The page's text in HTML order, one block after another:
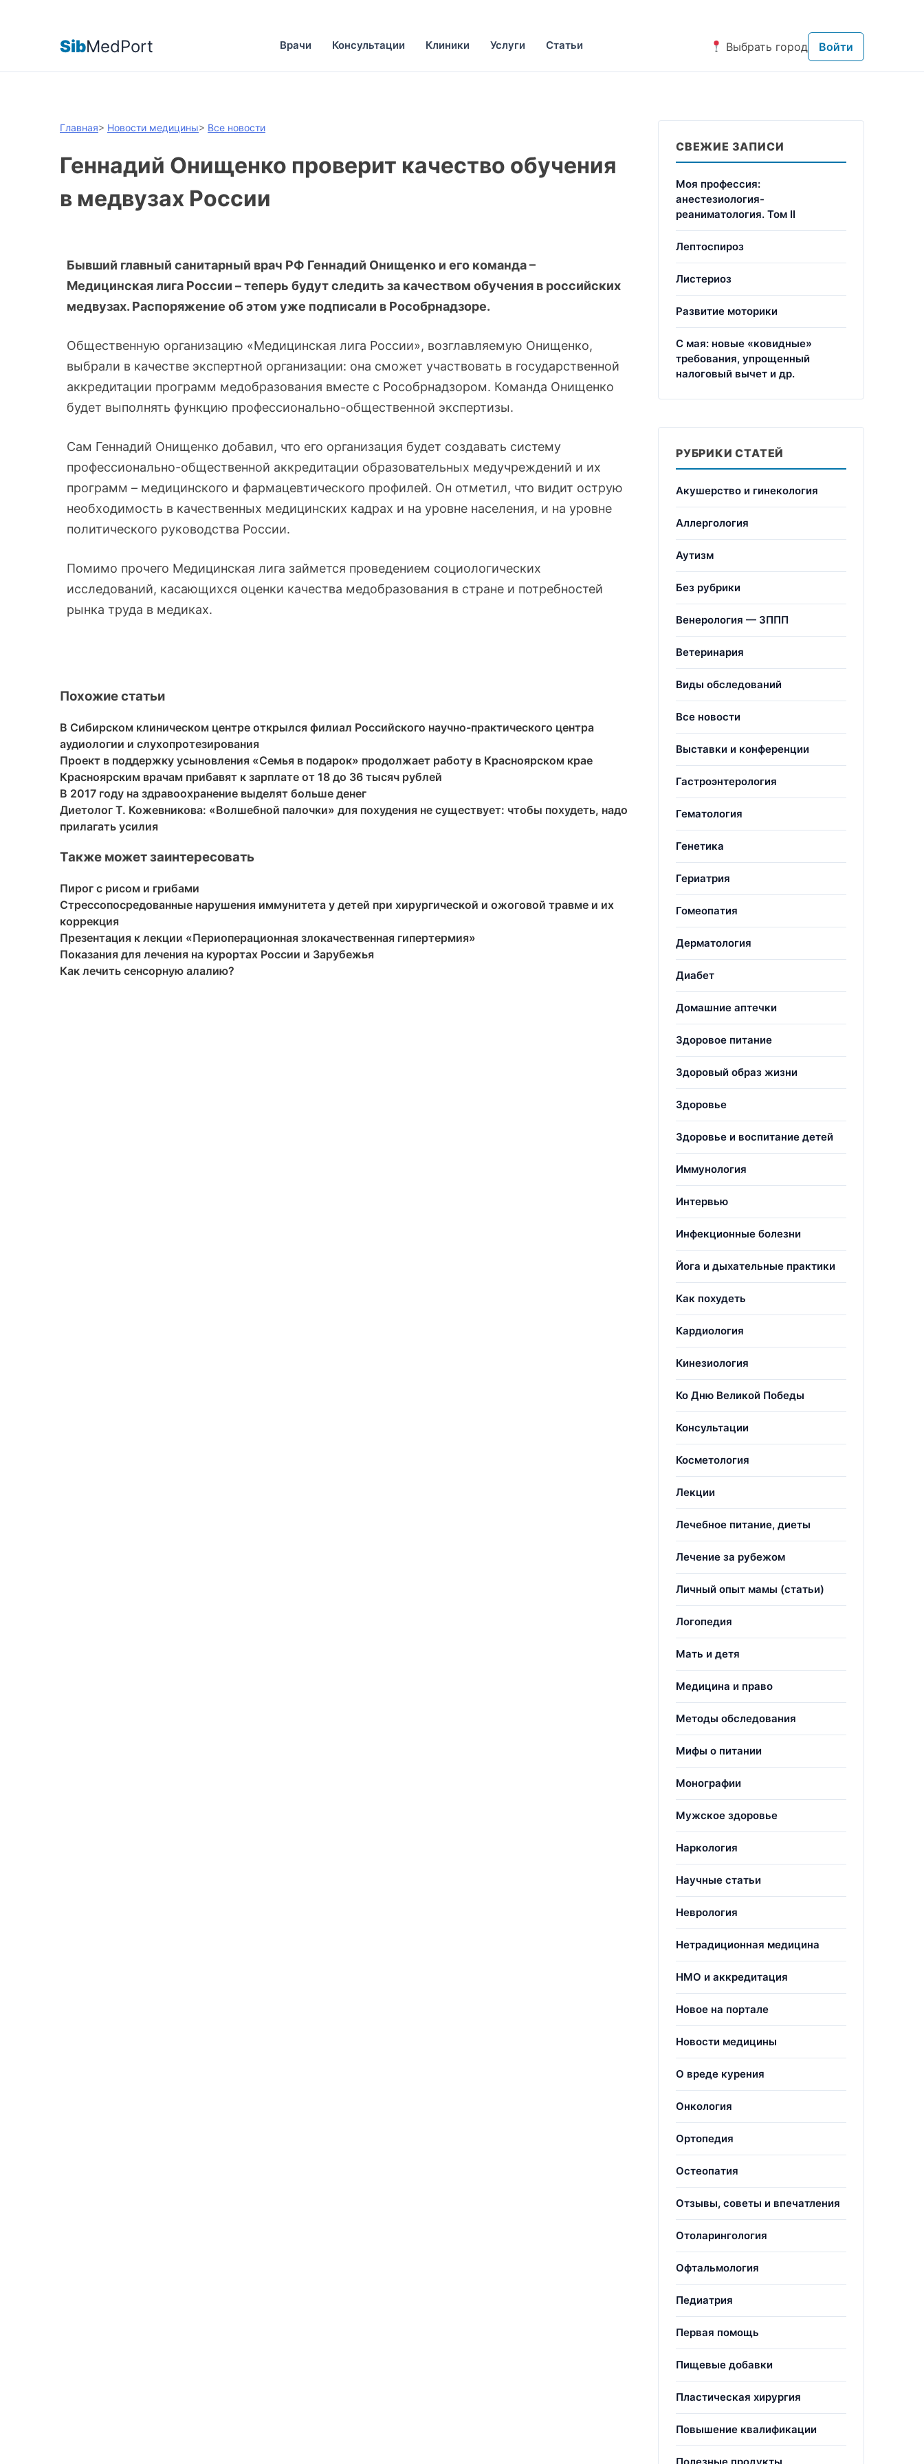
SibMedPort Врачи Консультации Клиники Услуги Статьи Выбрать город Войти
Главная> Новости медицины> Все новости
Геннадий Онищенко проверит качество обучения
в медвузах России
Бывший главный санитарный врач РФ Геннадий Онищенко и его команда –
Медицинская лига России – теперь будут следить за качеством обучения в российских
медвузах. Распоряжение об этом уже подписали в Рособрнадзоре.
Общественную организацию «Медицинская лига России», возглавляемую Онищенко,
выбрали в качестве экспертной организации: она сможет участвовать в государственной
аккредитации программ медобразования вместе с Рособрнадзором. Команда Онищенко
будет выполнять функцию профессионально-общественной экспертизы.
Сам Геннадий Онищенко добавил, что его организация будет создавать систему
профессионально-общественной аккредитации образовательных медучреждений и их
программ – медицинского и фармацевтического профилей. Он отметил, что видит острую
необходимость в качественных медицинских кадрах и на уровне населения, и на уровне
политического руководства России.
Помимо прочего Медицинская лига займется проведением социологических
исследований, касающихся оценки качества медобразования в стране и потребностей
рынка труда в медиках.
Похожие статьи
В Сибирском клиническом центре открылся филиал Российского научно-практического центра
аудиологии и слухопротезирования
Проект в поддержку усыновления «Семья в подарок» продолжает работу в Красноярском крае
Красноярским врачам прибавят к зарплате от 18 до 36 тысяч рублей
В 2017 году на здравоохранение выделят больше денег
Диетолог Т. Кожевникова: «Волшебной палочки» для похудения не существует: чтобы похудеть, надо
прилагать усилия
Также может заинтересовать
Пирог с рисом и грибами
Стрессопосредованные нарушения иммунитета у детей при хирургической и ожоговой травме и их
коррекция
Презентация к лекции «Периоперационная злокачественная гипертермия»
Показания для лечения на курортах России и Зарубежья
Как лечить сенсорную алалию?
СВЕЖИЕ ЗАПИСИ
Моя профессия:
анестезиология-
реаниматология. Том II
Лептоспироз
Листериоз
Развитие моторики
С мая: новые «ковидные»
требования, упрощенный
налоговый вычет и др.
РУБРИКИ СТАТЕЙ
Акушерство и гинекология
Аллергология
Аутизм
Без рубрики
Венерология — ЗППП
Ветеринария
Виды обследований
Все новости
Выставки и конференции
Гастроэнтерология
Гематология
Генетика
Гериатрия
Гомеопатия
Дерматология
Диабет
Домашние аптечки
Здоровое питание
Здоровый образ жизни
Здоровье
Здоровье и воспитание детей
Иммунология
Интервью
Инфекционные болезни
Йога и дыхательные практики
Как похудеть
Кардиология
Кинезиология
Ко Дню Великой Победы
Консультации
Косметология
Лекции
Лечебное питание, диеты
Лечение за рубежом
Личный опыт мамы (статьи)
Логопедия
Мать и детя
Медицина и право
Методы обследования
Мифы о питании
Монографии
Мужское здоровье
Наркология
Научные статьи
Неврология
Нетрадиционная медицина
НМО и аккредитация
Новое на портале
Новости медицины
О вреде курения
Онкология
Ортопедия
Остеопатия
Отзывы, советы и впечатления
Отоларингология
Офтальмология
Педиатрия
Первая помощь
Пищевые добавки
Пластическая хирургия
Повышение квалификации